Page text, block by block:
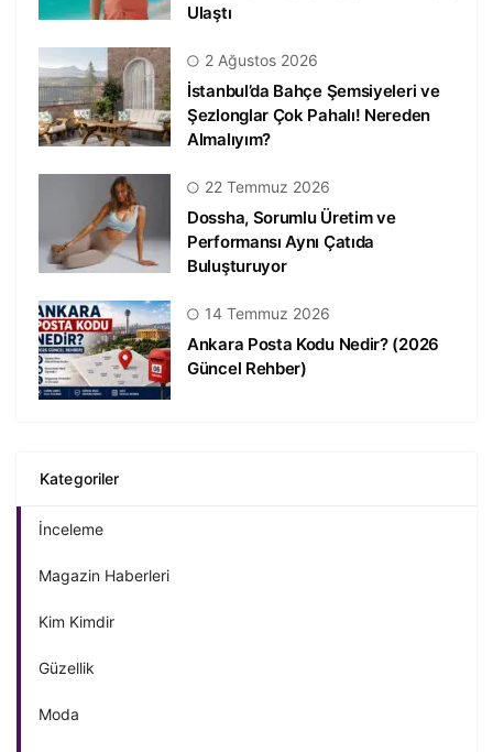
Ulaştı
2 Ağustos 2026
İstanbul’da Bahçe Şemsiyeleri ve
Şezlonglar Çok Pahalı! Nereden
Almalıyım?
22 Temmuz 2026
Dossha, Sorumlu Üretim ve
Performansı Aynı Çatıda
Buluşturuyor
14 Temmuz 2026
Ankara Posta Kodu Nedir? (2026
Güncel Rehber)
Kategoriler
İnceleme
Magazin Haberleri
Kim Kimdir
Güzellik
Moda